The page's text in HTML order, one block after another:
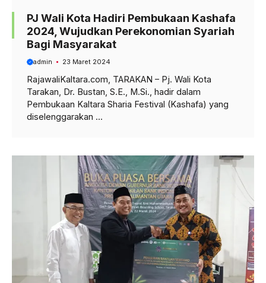
PJ Wali Kota Hadiri Pembukaan Kashafa
2024, Wujudkan Perekonomian Syariah
Bagi Masyarakat
admin 23 Maret 2024
RajawaliKaltara.com, TARAKAN – Pj. Wali Kota
Tarakan, Dr. Bustan, S.E., M.Si., hadir dalam
Pembukaan Kaltara Sharia Festival (Kashafa) yang
diselenggarakan ...